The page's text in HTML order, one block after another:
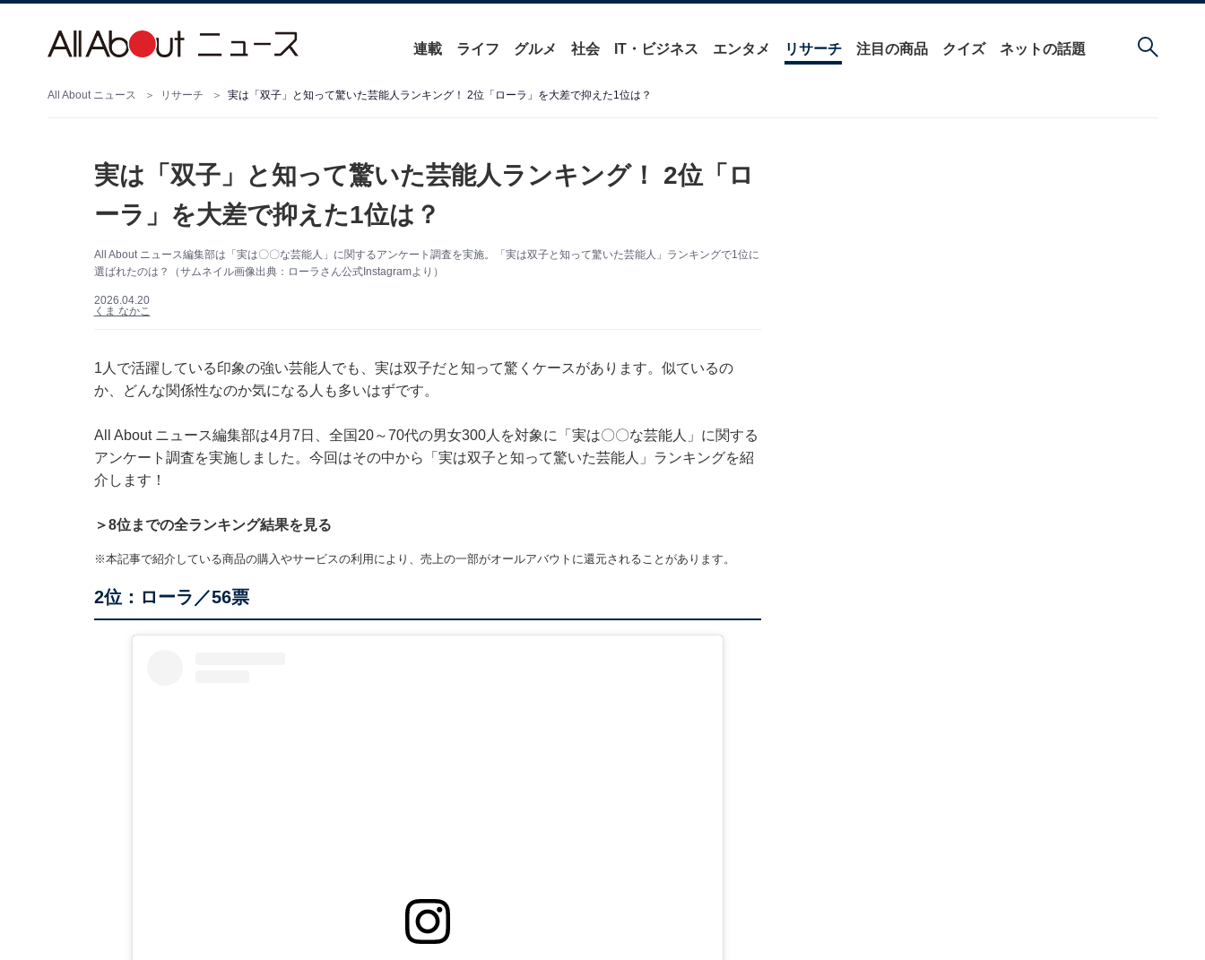
連載 ライフ グルメ 社会 IT・ビジネス エンタメ リサーチ 注目の商品 クイズ ネットの話題
All About ニュース リサーチ 実は「双子」と知って驚いた芸能人ランキング！ 2位「ローラ」を大差で抑えた1位は？
実は「双子」と知って驚いた芸能人ランキング！ 2位「ロ
ーラ」を大差で抑えた1位は？
All About ニュース編集部は「実は〇〇な芸能人」に関するアンケート調査を実施。「実は双子と知って驚いた芸能人」ランキングで1位に
選ばれたのは？（サムネイル画像出典：ローラさん公式Instagramより）
2026.04.20
くま なかこ
1人で活躍している印象の強い芸能人でも、実は双子だと知って驚くケースがあります。似ているの
か、どんな関係性なのか気になる人も多いはずです。
All About ニュース編集部は4月7日、全国20～70代の男女300人を対象に「実は〇〇な芸能人」に関する
アンケート調査を実施しました。今回はその中から「実は双子と知って驚いた芸能人」ランキングを紹
介します！
＞8位までの全ランキング結果を見る
※本記事で紹介している商品の購入やサービスの利用により、売上の一部がオールアバウトに還元されることがあります。
2位：ローラ／56票